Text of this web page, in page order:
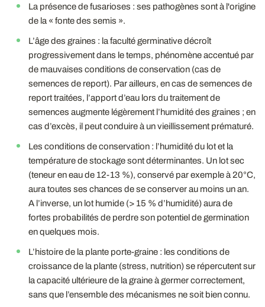
La présence de fusarioses : ses pathogènes sont à l'origine
de la « fonte des semis ».
L’âge des graines : la faculté germinative décroît
progressivement dans le temps, phénomène accentué par
de mauvaises conditions de conservation (cas de
semences de report). Par ailleurs, en cas de semences de
report traitées, l’apport d’eau lors du traitement de
semences augmente légèrement l’humidité des graines ; en
cas d’excès, il peut conduire à un vieillissement prématuré.
Les conditions de conservation : l’humidité du lot et la
température de stockage sont déterminantes. Un lot sec
(teneur en eau de 12-13 %), conservé par exemple à 20°C,
aura toutes ses chances de se conserver au moins un an.
A l’inverse, un lot humide (> 15 % d’humidité) aura de
fortes probabilités de perdre son potentiel de germination
en quelques mois.
L’histoire de la plante porte-graine : les conditions de
croissance de la plante (stress, nutrition) se répercutent sur
la capacité ultérieure de la graine à germer correctement,
sans que l’ensemble des mécanismes ne soit bien connu.